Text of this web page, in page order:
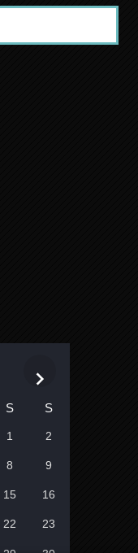
S S
1 2
8 9
15 16
22 23